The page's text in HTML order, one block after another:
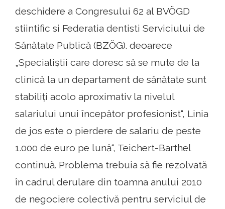
deschidere a Congresului 62 al BVÖGD
stiintific si Federatia dentisti Serviciului de
Sănătate Publică (BZÖG). deoarece
„Specialiștii care doresc să se mute de la
clinică la un departament de sănătate sunt
stabiliți acolo aproximativ la nivelul
salariului unui începător profesionist“, Linia
de jos este o pierdere de salariu de peste
1.000 de euro pe lună“, Teichert-Barthel
continuă. Problema trebuia să fie rezolvată
în cadrul derulare din toamna anului 2010
de negociere colectivă pentru serviciul de